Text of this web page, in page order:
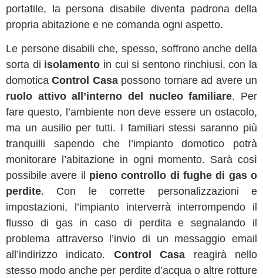
portatile, la persona disabile diventa padrona della
propria abitazione e ne comanda ogni aspetto.
Le persone disabili che, spesso, soffrono anche della
sorta di isolamento in cui si sentono rinchiusi, con la
domoticaControl Casapossono tornare ad avere un
ruolo attivo all’interno del nucleo familiare. Per
fare questo, l’ambiente non deve essere un ostacolo,
ma un ausilio per tutti. I familiari stessi saranno più
tranquilli sapendo che l’impianto domotico potrà
monitorare l’abitazione in ogni momento. Sarà così
possibile avere il pieno controllo di fughe di gas o
perdite. Con le corrette personalizzazioni e
impostazioni, l’impianto interverrà interrompendo il
flusso di gas in caso di perdita e segnalando il
problema attraverso l’invio di un messaggio email
all’indirizzo indicato. Control Casa reagirà nello
stesso modo anche per perdite d’acqua o altre rotture